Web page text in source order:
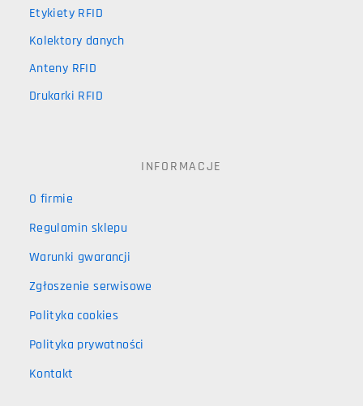
Etykiety RFID
Kolektory danych
Anteny RFID
Drukarki RFID
INFORMACJE
O firmie
Regulamin sklepu
Warunki gwarancji
Zgłoszenie serwisowe
Polityka cookies
Polityka prywatności
Kontakt